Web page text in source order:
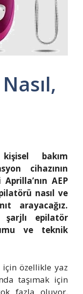
bakım
cihazının
AEP
nasıl ve
arayacağız.
şarjlı epilatör
ve teknik
özellikle yaz
taşımak için
fazla oluyor.